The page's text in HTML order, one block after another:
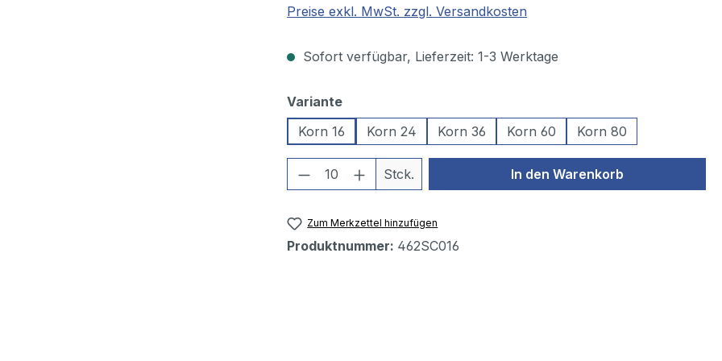
Preise exkl. MwSt. zzgl. Versandkosten
Sofort verfügbar, Lieferzeit: 1-3 Werktage
Varianteauswählen
Korn 16
Korn 24 Korn 36 Korn 60 Korn 80
Produkt Anzahl: Gib den gewünschten Wert
Stck. In den Warenkorb
Zum Merkzettel hinzufügen
Produktnummer: 462SC016